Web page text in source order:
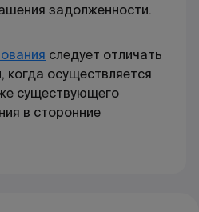
задолженности.
следует отличать
когда осуществляется
существующего
в сторонние